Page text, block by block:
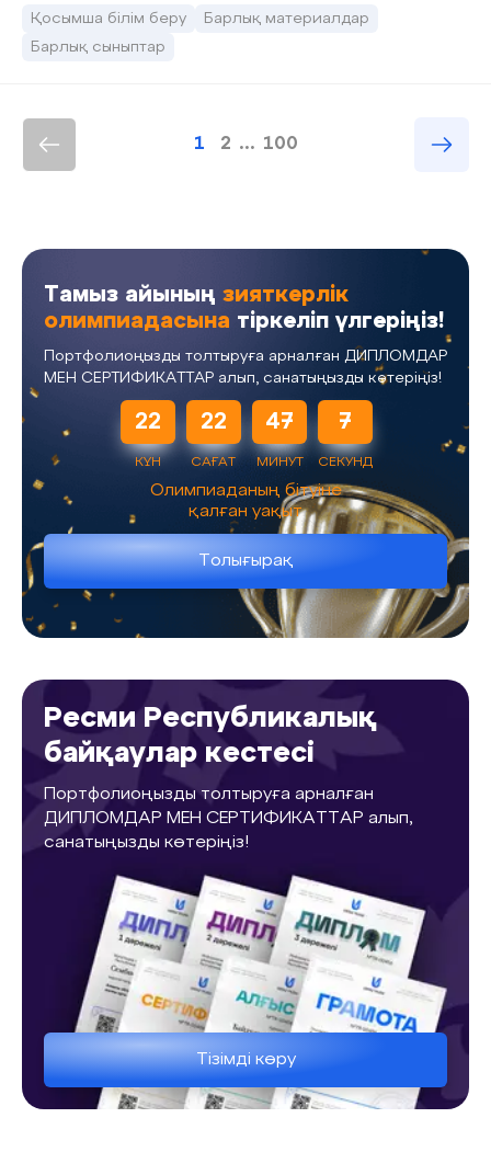
Қосымша білім беру
Барлық материалдар
Барлық сыныптар
1 2 ... 100
Тамыз айының зияткерлік
олимпиадасына тіркеліп үлгеріңіз!
Портфолиоңызды толтыруға арналған ДИПЛОМДАР
МЕН СЕРТИФИКАТТАР алып, санатыңызды көтеріңіз!
22
КҮН
22
САҒАТ
47
МИНУТ
6
СЕКУНД
Олимпиаданың бітуіне
қалған уақыт
Толығырақ
Ресми Республикалық
байқаулар кестесі
Портфолиоңызды толтыруға арналған
ДИПЛОМДАР МЕН СЕРТИФИКАТТАР алып,
санатыңызды көтеріңіз!
Тізімді көру